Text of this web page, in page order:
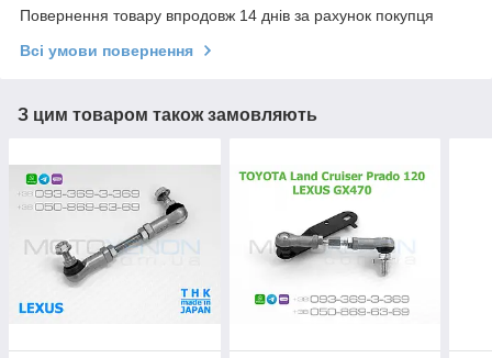
Повернення товару впродовж 14 днів за рахунок покупця
Всі умови повернення
З цим товаром також замовляють